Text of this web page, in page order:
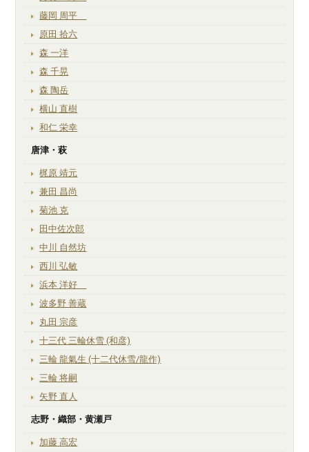
藤岡 周平
原田 拾六
森 一洋
森 千晃
森 陶岳
横山 直樹
和仁 栄幸
唐津・萩
梶原 靖元
兼田 昌尚
菊池 克
田中佐次郎
中川 自然坊
西川 弘敏
浜本 洋好
波多野 善蔵
丸田 宗彦
十三代 三輪休雪 (和彦)
三輪 龍氣生 (十二代休雪/龍作)
三輪 将嗣
矢野 直人
志野・織部・黄瀬戸
加藤 高宏